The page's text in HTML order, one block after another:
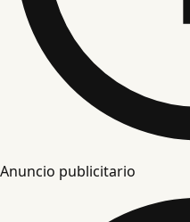
Anuncio publicitario